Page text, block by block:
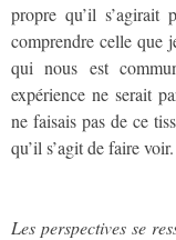
propre qu’il
comprendre celle que
qui nous est
expérience ne serait
ne faisais pas de ce
qu’il s’agit de faire voir.
Les perspectives se